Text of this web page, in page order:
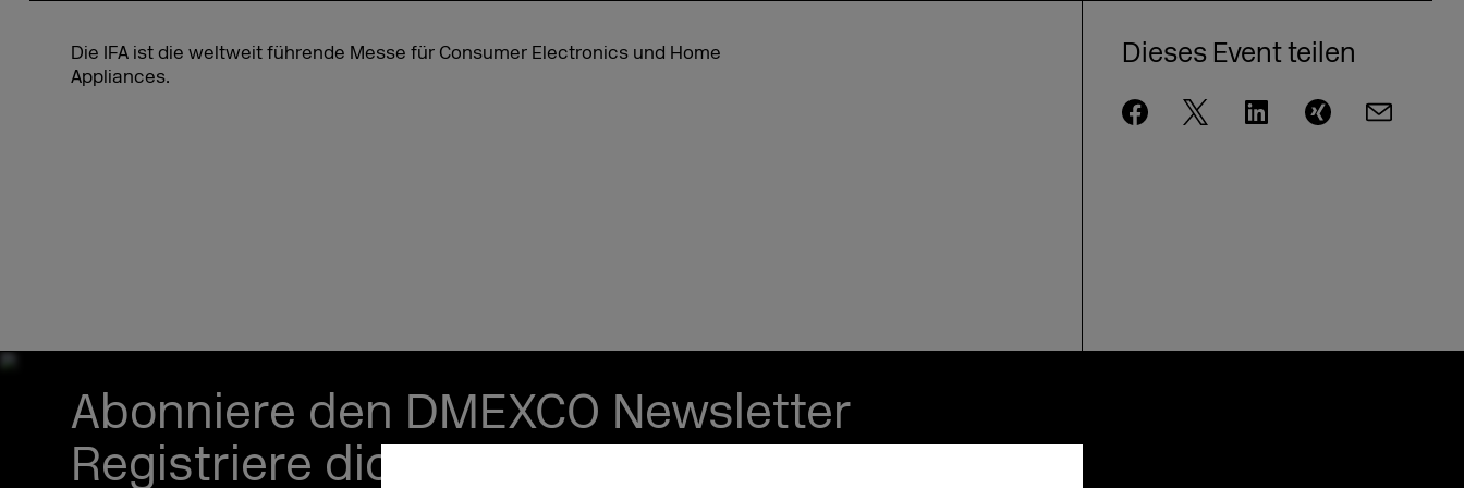
Die IFA ist die weltweit führende Messe für Consumer Electronics und Home
Appliances.
Dieses Event teilen
Abonniere den DMEXCO Newsletter
Registriere dich jetzt und bleib up to date!